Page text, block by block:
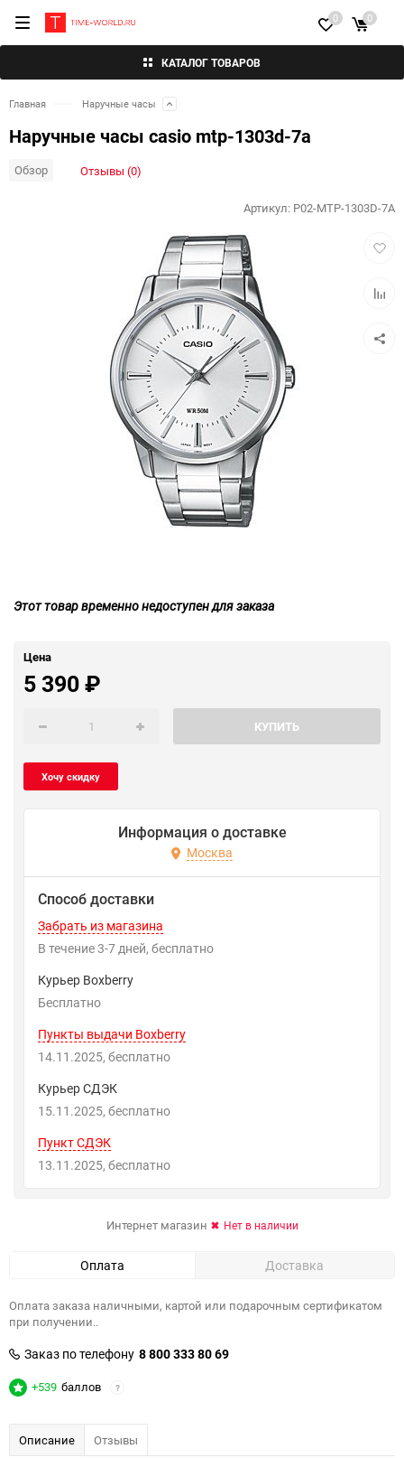
КАТАЛОГ ТОВАРОВ
0 0
Главная Наручные часы
Наручные часы casio mtp-1303d-7a
Обзор Отзывы (0)
Артикул: P02-MTP-1303D-7A
Этот товар временно недоступен для заказа
Цена
5 390₽
КУПИТЬ
Информация о доставке
Москва
Способ доставки
Забрать из магазина
В течение3-7 дней Бесплатно
Курьер Boxberry
Бесплатно
Пункты выдачи Boxberry
14.11.2025
Бесплатно
Курьер СДЭК
15.11.2025
Бесплатно
Пункт СДЭК
13.11.2025
Бесплатно
Интернет магазин Нет в наличии
Оплата Доставка
Оплата заказа наличными, картой или подарочным сертификатом
при получении..
Заказ по телефону 8 800 333 80 69
+539 баллов ?
Описание Отзывы